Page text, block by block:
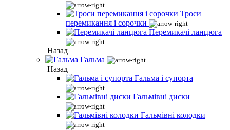
Троси
перемикання і сорочки
Перемикачі ланцюга
Назад
Гальма
Назад
Гальма і супорта
Гальмівні диски
Гальмівні колодки